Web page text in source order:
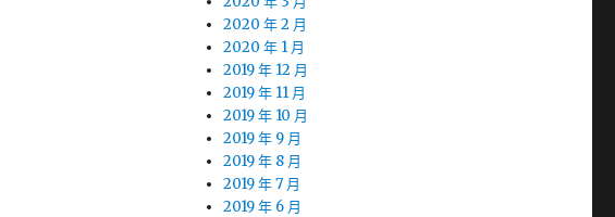
2020 年 2 月
2020 年 1 月
2019 年 12 月
2019 年 11 月
2019 年 10 月
2019 年 9 月
2019 年 8 月
2019 年 7 月
2019 年 6 月